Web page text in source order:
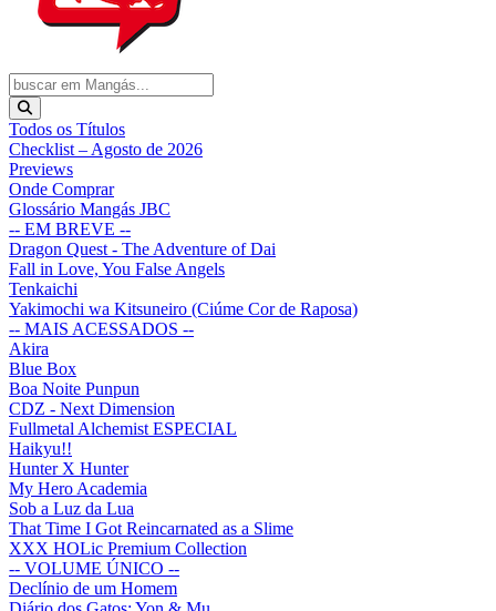
Todos os Títulos
Checklist – Agosto de 2026
Previews
Onde Comprar
Glossário Mangás JBC
-- EM BREVE --
Dragon Quest - The Adventure of Dai
Fall in Love, You False Angels
Tenkaichi
Yakimochi wa Kitsuneiro (Ciúme Cor de Raposa)
-- MAIS ACESSADOS --
Akira
Blue Box
Boa Noite Punpun
CDZ - Next Dimension
Fullmetal Alchemist ESPECIAL
Haikyu!!
Hunter X Hunter
My Hero Academia
Sob a Luz da Lua
That Time I Got Reincarnated as a Slime
XXX HOLic Premium Collection
-- VOLUME ÚNICO --
Declínio de um Homem